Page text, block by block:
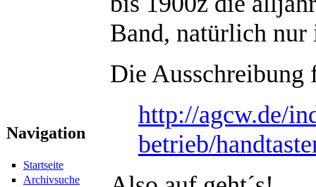
Navigation
Startseite
Archivsuche
Band, natürlich nur
Die Ausschreibung
http://agcw.de/
betrieb/